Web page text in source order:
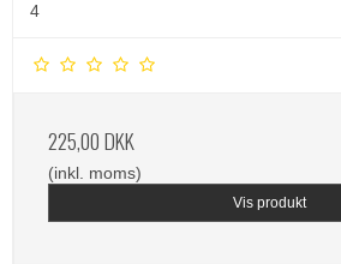
4
225,00 DKK
(inkl. moms)
Vis produkt